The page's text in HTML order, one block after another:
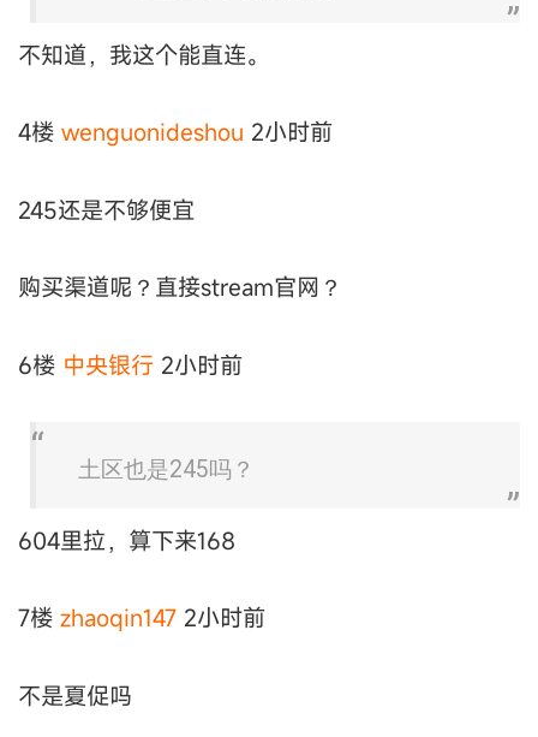
不知道，我这个能直连。
4楼 wenguonideshou 2小时前
245还是不够便宜
购买渠道呢？直接stream官网？
6楼 中央银行 2小时前
土区也是245吗？
604里拉，算下来168
7楼 zhaoqin147 2小时前
不是夏促吗